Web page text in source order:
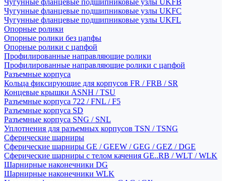
Чугунные фланцевые подшипниковые узлы UKFB
Чугунные фланцевые подшипниковые узлы UKFC
Чугунные фланцевые подшипниковые узлы UKFL
Опорные ролики
Опорные ролики без цапфы
Опорные ролики с цапфой
Профилированные направляющие ролики
Профилированные направляющие ролики с цапфой
Разъемные корпуса
Кольца фиксирующие для корпусов FR / FRB / SR
Концевые крышки ASNH / TSU
Разъемные корпуса 722 / FNL / F5
Разъемные корпуса SD
Разъемные корпуса SNG / SNL
Уплотнения для разъемных корпусов TSN / TSNG
Сферические шарниры
Сферические шарниры GE / GEEW / GEG / GEZ / DGE
Сферические шарниры с телом качения GE..RB / WLT / WLK
Шарнирные наконечники DG
Шарнирные наконечники WLK